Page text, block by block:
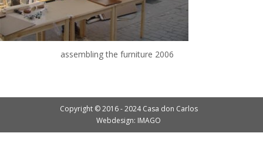
assembling the furniture 2006
Copyright © 2016 - 2024 Casa don Carlos
Webdesign: IMAGO